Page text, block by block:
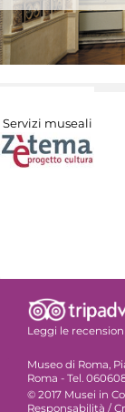
Servizi museali
Leggi le
Museo di Roma,
Roma - Tel.
© 2017 Musei in
Responsabilità /